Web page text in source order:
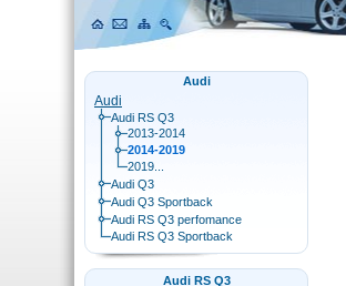
Audi
Audi
Audi RS Q3
2013-2014
2014-2019
2019...
Audi Q3
Audi Q3 Sportback
Audi RS Q3 perfomance
Audi RS Q3 Sportback
Audi RS Q3